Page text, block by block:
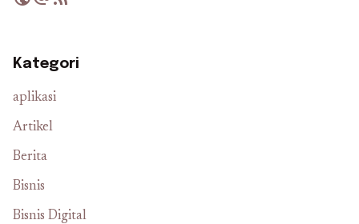
Kategori
aplikasi
Artikel
Berita
Bisnis
Bisnis Digital